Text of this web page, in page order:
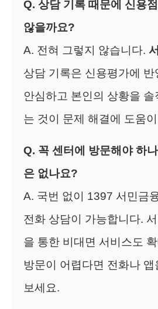
Q. 상담 기록 때문에 신용
않을까요?
A. 전혀 그렇지 않습니다.
상담 기록은 신용평가에
안심하고 본인의 상황을
는 것이 문제 해결에 도움
Q. 꼭 센터에 방문해야 하
은 없나요?
A. 국번 없이 1397 서민금
전화 상담이 가능합니다.
을 통한 비대면 서비스도
방문이 어렵다면 전화나 앱
보세요.